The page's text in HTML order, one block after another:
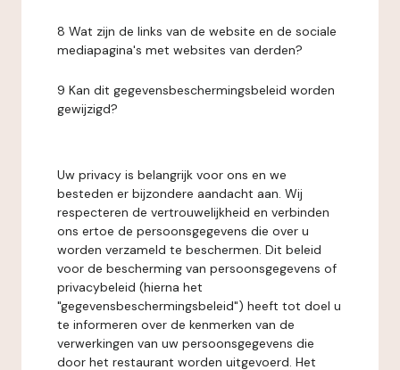
8 Wat zijn de links van de website en de sociale
mediapagina's met websites van derden?
9 Kan dit gegevensbeschermingsbeleid worden
gewijzigd?
Uw privacy is belangrijk voor ons en we
besteden er bijzondere aandacht aan. Wij
respecteren de vertrouwelijkheid en verbinden
ons ertoe de persoonsgegevens die over u
worden verzameld te beschermen. Dit beleid
voor de bescherming van persoonsgegevens of
privacybeleid (hierna het
"gegevensbeschermingsbeleid") heeft tot doel u
te informeren over de kenmerken van de
verwerkingen van uw persoonsgegevens die
door het restaurant worden uitgevoerd. Het